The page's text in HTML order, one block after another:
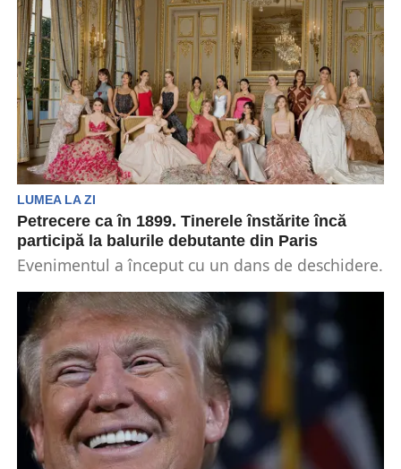
LUMEA LA ZI
Petrecere ca în 1899. Tinerele înstărite încă
participă la balurile debutante din Paris
Evenimentul a început cu un dans de deschidere.
cu...